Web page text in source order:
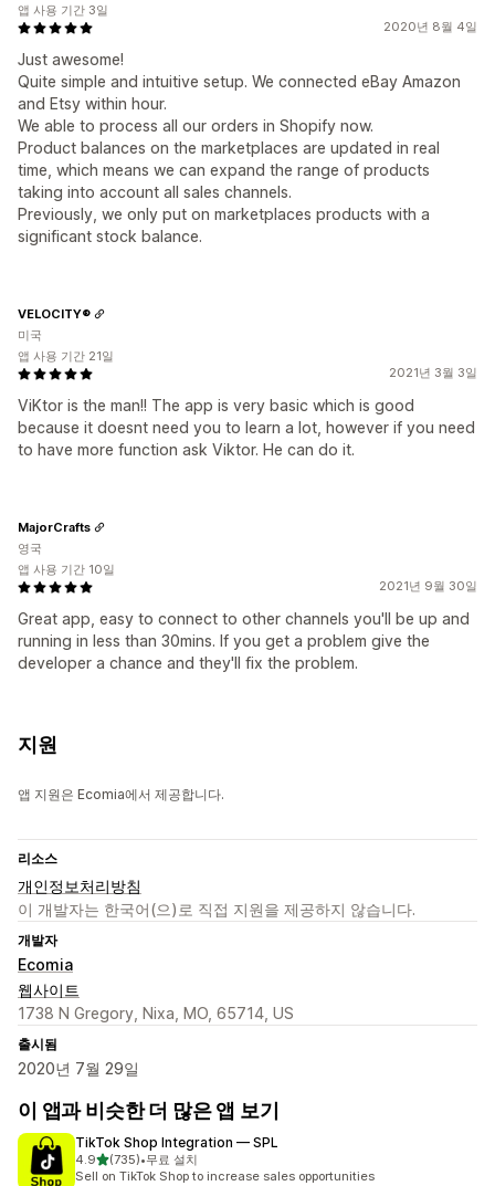
2020년 8월 4일
Just awesome!
Quite simple and intuitive setup. We connected eBay Amazon
and Etsy within hour.
We able to process all our orders in Shopify now.
Product balances on the marketplaces are updated in real
time, which means we can expand the range of products
taking into account all sales channels.
Previously, we only put on marketplaces products with a
significant stock balance.
앱 사용 기간 3일
2021년 3월 3일
ViKtor is the man!! The app is very basic which is good
because it doesnt need you to learn a lot, however if you need
to have more function ask Viktor. He can do it.
VELOCITY®
미국
앱 사용 기간 21일
2021년 9월 30일
Great app, easy to connect to other channels you'll be up and
running in less than 30mins. If you get a problem give the
developer a chance and they'll fix the problem.
MajorCrafts
영국
앱 사용 기간 10일
지원
앱 지원은 Ecomia에서 제공합니다.
리소스
개인정보처리방침
이 개발자는 한국어(으)로 직접 지원을 제공하지 않습니다.
개발자
Ecomia
웹사이트
1738 N Gregory, Nixa, MO, 65714, US
출시됨
2020년 7월 29일
이 앱과 비슷한 더 많은 앱 보기
TikTok Shop Integration — SPL
4.9별 5개 중
(735)
총 리뷰 735개
•무료 설치
Sell on TikTok Shop to increase sales opportunities